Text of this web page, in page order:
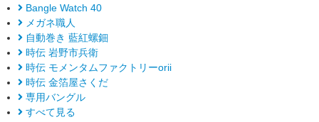
Bangle Watch 40
メガネ職人
自動巻き 藍紅螺鈿
時伝 岩野市兵衛
時伝 モメンタムファクトリーorii
時伝 金箔屋さくだ
専用バングル
すべて見る